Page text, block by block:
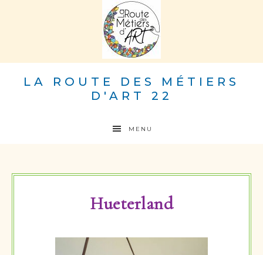
LA ROUTE DES MÉTIERS
D'ART 22
MENU
Hueterland